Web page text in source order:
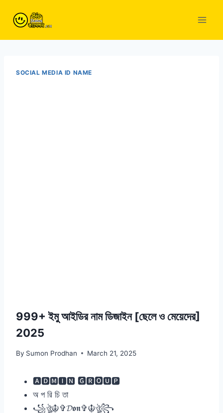
SOCIAL MEDIA ID NAME
999+ ইমু আইডির নাম ডিজাইন [ছেলে ও মেয়েদের]
2025
By Sumon Prodhan March 21, 2025
🅰🅳🅼🅸🅽 🅶🆁🅾🆄🅿
অ প রি চি তা
꧁ঔৣ☬✞𝓓𝖔𝖓✞☬ঔৣ꧂